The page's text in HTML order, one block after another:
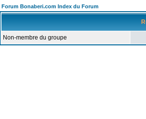
Forum Bonaberi.com Index du Forum
Non-membre du groupe